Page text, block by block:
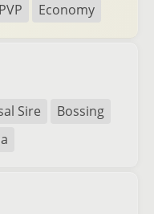
PVP Economy
Sire
Bossing